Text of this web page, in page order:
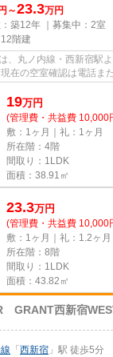
～23.3万円
築12年 ｜募集中： 2室
階建
、丸ノ内線・西新宿駅
19万円
(管理費・共益費 10,000
敷：1ヶ月｜礼：1ヶ月
所在階：4階
間取り：1LDK
面積：38.91㎡
23.3万円
(管理費・共益費 10,000
敷：1ヶ月｜礼：1.2ヶ月
所在階：8階
間取り：1LDK
面積：43.82㎡
GRANT西新宿
「 西新宿 」駅 徒歩5分